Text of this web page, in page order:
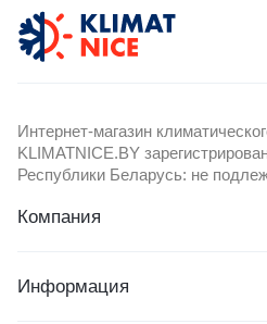
Интернет-магазин
KLIMATNICE.BY
Республики Беларусь: не
Компания
Информация